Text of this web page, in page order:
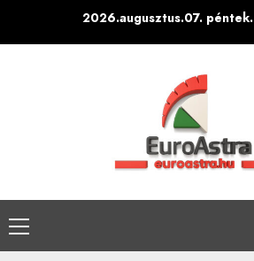
2026.augusztus.07. péntek.
Primary
Menu